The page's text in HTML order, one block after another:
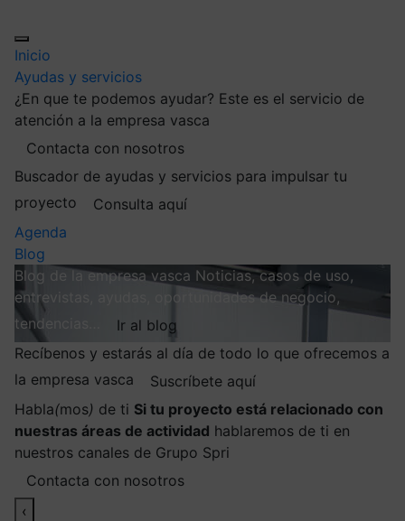
Inicio
Ayudas y servicios
¿En que te podemos ayudar? Este es el servicio de
atención a la empresa vasca
Contacta con nosotros
Buscador de ayudas y servicios para impulsar tu
proyecto
Consulta aquí
Agenda
Blog
Blog de la empresa vasca Noticias, casos de uso,
entrevistas, ayudas, oportunidades de negocio,
tendencias…
Ir al blog
Recíbenos y estarás al día de todo lo que ofrecemos a
la empresa vasca
Suscríbete aquí
Habla(mos) de ti Si tu proyecto está relacionado con
nuestras áreas de actividad hablaremos de ti en
nuestros canales de Grupo Spri
Contacta con nosotros
‹